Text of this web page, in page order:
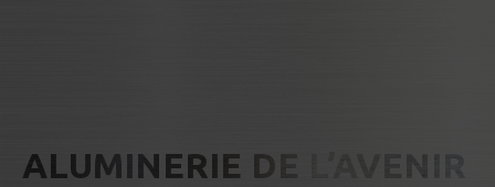
ALUMINERIE DE L’AVENIR